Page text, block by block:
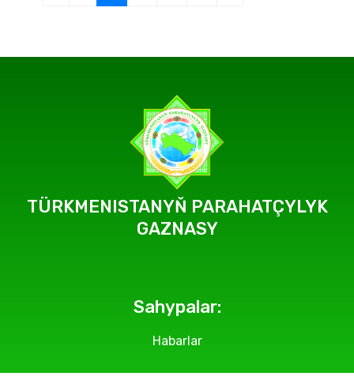
TÜRKMENISTANYŇ PARAHATÇYLYK
GAZNASY
Sahypalar:
Habarlar